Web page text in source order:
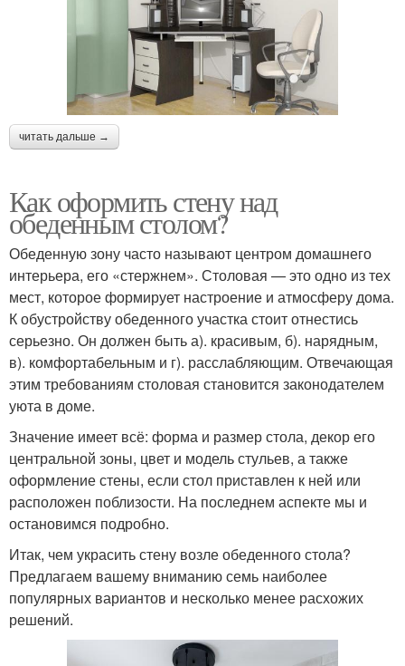
читать дальше →
Как оформить стену над
обеденным столом?
Обеденную зону часто называют центром домашнего
интерьера, его «стержнем». Столовая — это одно из тех
мест, которое формирует настроение и атмосферу дома.
К обустройству обеденного участка стоит отнестись
серьезно. Он должен быть а). красивым, б). нарядным,
в). комфортабельным и г). расслабляющим. Отвечающая
этим требованиям столовая становится законодателем
уюта в доме.
Значение имеет всё: форма и размер стола, декор его
центральной зоны, цвет и модель стульев, а также
оформление стены, если стол приставлен к ней или
расположен поблизости. На последнем аспекте мы и
остановимся подробно.
Итак, чем украсить стену возле обеденного стола?
Предлагаем вашему вниманию семь наиболее
популярных вариантов и несколько менее расхожих
решений.